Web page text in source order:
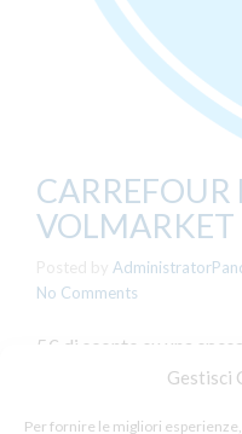
Gestisci
Per fornire le migliori
CARREFOUR
VOLMARKET
No Comments
5€ di sconto su una
Tags:,Voltri